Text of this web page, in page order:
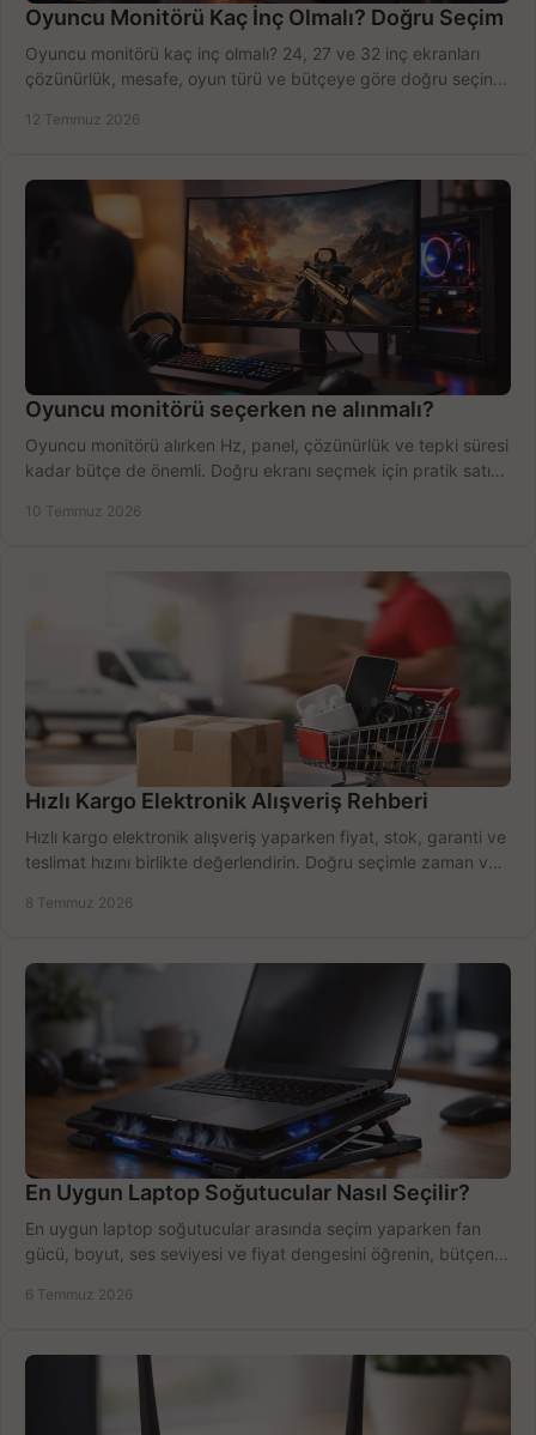
Oyuncu Monitörü Kaç İnç Olmalı? Doğru Seçim
Oyuncu monitörü kaç inç olmalı? 24, 27 ve 32 inç ekranları
çözünürlük, mesafe, oyun türü ve bütçeye göre doğru seçin,
12 Temmuz 2026
Oyuncu monitörü seçerken ne alınmalı?
Oyuncu monitörü alırken Hz, panel, çözünürlük ve tepki süresi
kadar bütçe de önemli. Doğru ekranı seçmek için pratik satın
10 Temmuz 2026
Hızlı Kargo Elektronik Alışveriş Rehberi
Hızlı kargo elektronik alışveriş yaparken fiyat, stok, garanti ve
teslimat hızını birlikte değerlendirin. Doğru seçimle zaman ve
8 Temmuz 2026
En Uygun Laptop Soğutucular Nasıl Seçilir?
En uygun laptop soğutucular arasında seçim yaparken fan
gücü, boyut, ses seviyesi ve fiyat dengesini öğrenin, bütçenizi
6 Temmuz 2026